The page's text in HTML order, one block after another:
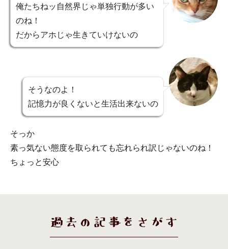
俺たちねッ自然界じゃ単独行動が多い
のね！
だからアホじゃ生きていけないの
そうなのよ！
記憶力が良くないと生活出来ないの
そっか
素っ気ない態度を取られても忘れられ訳じゃないのね！
ちょっと安心
過去の記事をさがす